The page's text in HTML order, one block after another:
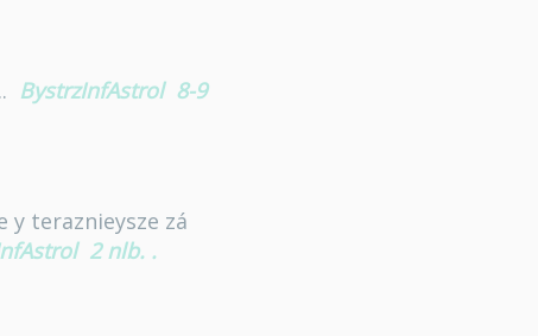
BystrzInfAstrol 8-9
y teraznieysze zá
2 nlb. .